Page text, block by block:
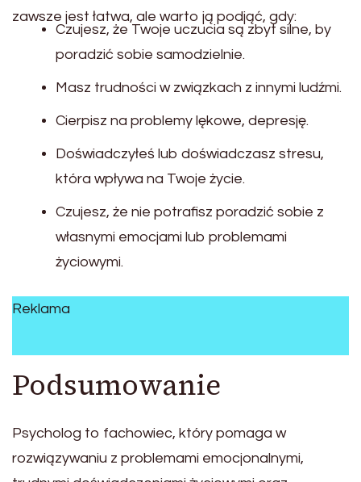
zawsze jest łatwa, ale warto ją podjąć, gdy:
Czujesz, że Twoje uczucia są zbyt silne, by
poradzić sobie samodzielnie.
Masz trudności w związkach z innymi ludźmi.
Cierpisz na problemy lękowe, depresję.
Doświadczyłeś lub doświadczasz stresu,
która wpływa na Twoje życie.
Czujesz, że nie potrafisz poradzić sobie z
własnymi emocjami lub problemami
życiowymi.
Reklama
Podsumowanie
Psycholog to fachowiec, który pomaga w
rozwiązywaniu z problemami emocjonalnymi,